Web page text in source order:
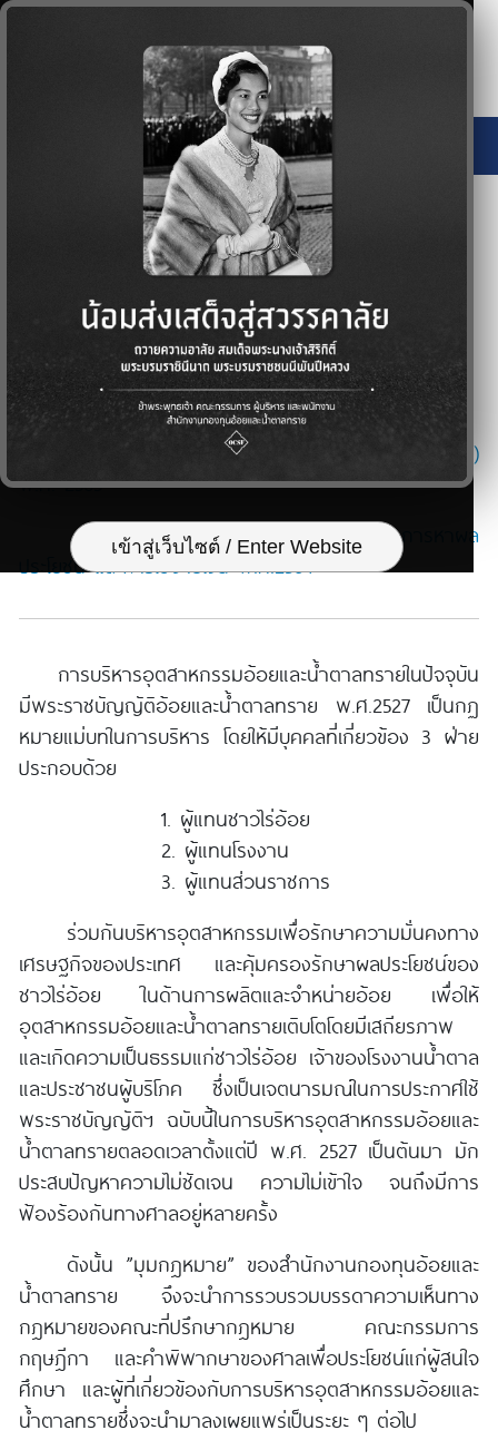
เข้าสู่เว็บไซต์ / Enter Website
กฏหมายและระเบียบที่
เกี่ยวข้อง
พระราชบัญญัติอ้อยและน้ำตาลทราย พ.ศ. 2527
พระราชบัญญัติอ้อยและน้ำตาลทราย (ฉบับที่ 2)
พ.ศ. 2565
ระเบียบกองทุนว่าด้วยการเก็บรักษา การหาผล
ประโยชน์ และการใช้จ่ายเงิน พ.ศ.2564
การบริหารอุตสาหกรรมอ้อยและน้ำตาลทรายในปัจจุบัน
มีพระราชบัญญัติอ้อยและน้ำตาลทราย พ.ศ.2527 เป็นกฏ
หมายแม่บทในการบริหาร โดยให้มีบุคคลที่เกี่ยวข้อง 3 ฝ่าย
ประกอบด้วย
1. ผู้แทนชาวไร่อ้อย
2. ผู้แทนโรงงาน
3. ผู้แทนส่วนราชการ
ร่วมกันบริหารอุตสาหกรรมเพื่อรักษาความมั่นคงทาง
เศรษฐกิจของประเทศ และคุ้มครองรักษาผลประโยชน์ของ
ชาวไร่อ้อย ในด้านการผลิตและจำหน่ายอ้อย เพื่อให้
อุตสาหกรรมอ้อยและน้ำตาลทรายเติบโตโดยมีเสถียรภาพ
และเกิดความเป็นธรรมแก่ชาวไร่อ้อย เจ้าของโรงงานน้ำตาล
และประชาชนผู้บริโภค ซึ่งเป็นเจตนารมณ์ในการประกาศใช้
พระราชบัญญัติฯ ฉบับนี้ในการบริหารอุตสาหกรรมอ้อยและ
น้ำตาลทรายตลอดเวลาตั้งแต่ปี พ.ศ. 2527 เป็นต้นมา มัก
ประสบปัญหาความไม่ชัดเจน ความไม่เข้าใจ จนถึงมีการ
ฟ้องร้องกันทางศาลอยู่หลายครั้ง
ดังนั้น ”มุมกฎหมาย” ของสำนักงานกองทุนอ้อยและ
น้ำตาลทราย จึงจะนำการรวบรวมบรรดาความเห็นทาง
กฎหมายของคณะที่ปรึกษากฎหมาย คณะกรรมการ
กฤษฎีกา และคำพิพากษาของศาลเพื่อประโยชน์แก่ผู้สนใจ
ศึกษา และผู้ที่เกี่ยวข้องกับการบริหารอุตสาหกรรมอ้อยและ
น้ำตาลทรายซึ่งจะนำมาลงเผยแพร่เป็นระยะ ๆ ต่อไป